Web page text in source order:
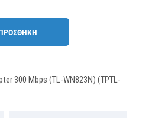
300 Mbps (TL-WN823N) (TPTL-